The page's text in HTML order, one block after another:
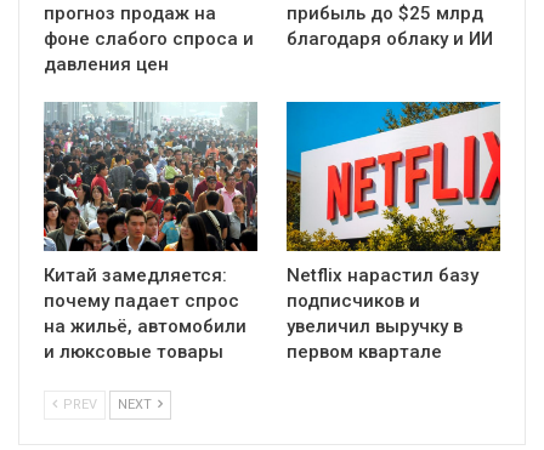
прогноз продаж на
фоне слабого спроса и
давления цен
прибыль до $25 млрд
благодаря облаку и ИИ
Китай замедляется:
почему падает спрос
на жильё, автомобили
и люксовые товары
Netflix нарастил базу
подписчиков и
увеличил выручку в
первом квартале
PREV NEXT